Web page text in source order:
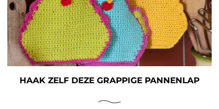
HAAK ZELF DEZE GRAPPIGE PANNENLAP